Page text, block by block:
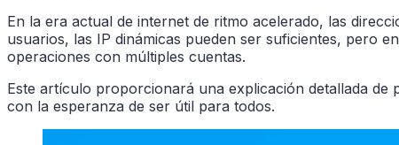
En la era actual de internet de ritmo acelerado, las
usuarios, las IP dinámicas pueden ser suficientes, pero
operaciones con múltiples cuentas.
Este artículo proporcionará una explicación detallada de
con la esperanza de ser útil para todos.